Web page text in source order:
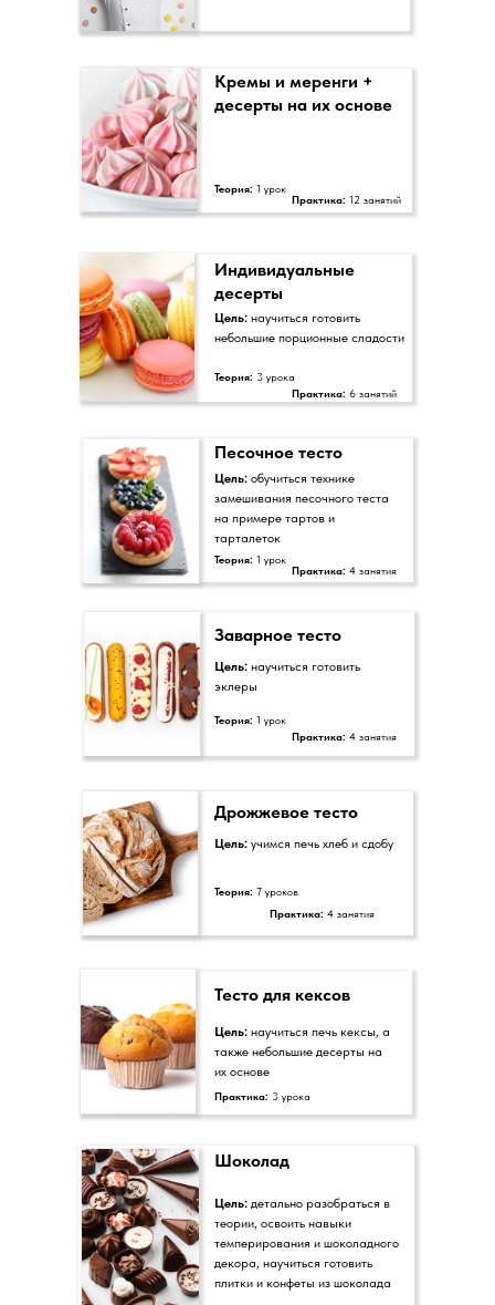
Кремы и меренги +
десерты на их основе
Песочное тесто
Цель: обучиться технике
замешивания песочного теста
на примере тартов и
тарталеток
Индивидуальные
десерты
Цель: научиться готовить
небольшие порционные сладости
Заварное тесто
Цель: научиться готовить
эклеры
Цель: научиться печь кексы, а
также небольшие десерты на
их основе
Тесто для кексов
Дрожжевое тесто
Цель: учимся печь хлеб и сдобу
Шоколад
Цель: детально разобраться в
теории, освоить навыки
темперирования и шоколадного
декора, научиться готовить
плитки и конфеты из шоколада
Теория: 1 урок
Практика: 12 занятий
Теория: 3 урока
Практика: 6 занятий
Теория: 1 урок
Практика: 4 занятия
Теория: 1 урок
Практика: 4 занятия
Теория: 7 уроков
Практика: 4 занятия
Практика: 3 урока